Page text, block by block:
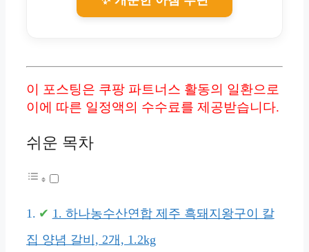
이 포스팅은 쿠팡 파트너스 활동의 일환으로
이에 따른 일정액의 수수료를 제공받습니다.
쉬운 목차
1. 하나농수산연합 제주 흑돼지왕구이 칼
집 양념 갈비, 2개, 1.2kg